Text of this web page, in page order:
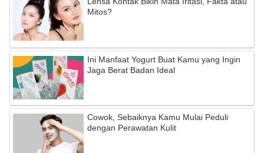
Mitos?
Ini Manfaat Yogurt Buat Kamu yang Ingin
Jaga Berat Badan Ideal
Cowok, Sebaiknya Kamu Mulai Peduli
dengan Perawatan Kulit